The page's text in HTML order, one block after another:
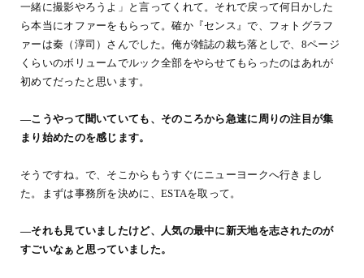
一緒に撮影やろうよ」と言ってくれて。それで戻って何日かした
ら本当にオファーをもらって。確か『センス』で、フォトグラフ
ァーは秦（淳司）さんでした。俺が雑誌の裁ち落としで、8ページ
くらいのボリュームでルック全部をやらせてもらったのはあれが
初めてだったと思います。
―こうやって聞いていても、そのころから急速に周りの注目が集
まり始めたのを感じます。
そうですね。で、そこからもうすぐにニューヨークへ行きまし
た。まずは事務所を決めに、ESTAを取って。
―それも見ていましたけど、人気の最中に新天地を志されたのが
すごいなぁと思っていました。